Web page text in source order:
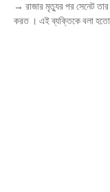
→ রাজার মৃত্যুর পর সেনেট
করত । এই ব্যক্তিকে বলা হতো